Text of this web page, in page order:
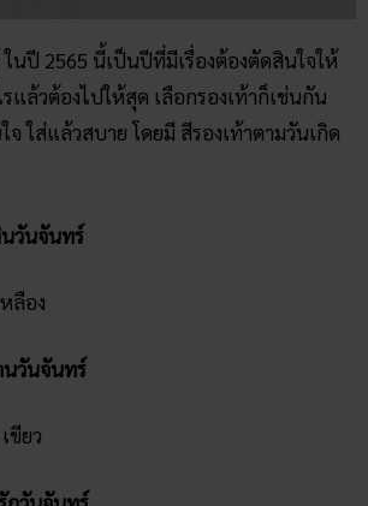
นปี 2565 นี้เป็นปีที่มีเรื่องต้องตัดสินใจให้
แล้วต้องไปให้สุด เลือกรองเท้าก็เช่นกัน
ใส่แล้วสบาย โดยมี สีรองเท้าตามวันเกิด
นวันจันทร์
ลือง
นวันจันทร์
ขียว